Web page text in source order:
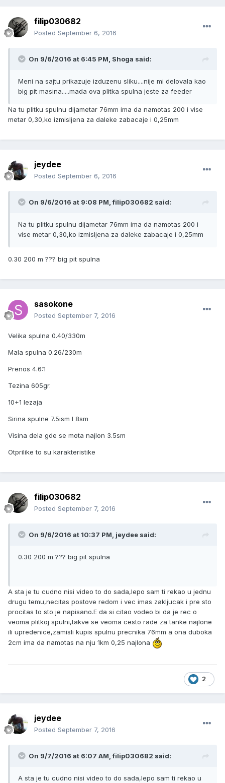
filip030682
Posted September 6, 2016
On 9/6/2016 at 6:45 PM, Shoga said:
Meni na sajtu prikazuje izduzenu sliku....nije mi delovala kao
big pit masina.....mada ova plitka spulna jeste za feeder
Na tu plitku spulnu dijametar 76mm ima da namotas 200 i vise
metar 0,30,ko izmisljena za daleke zabacaje i 0,25mm
jeydee
Posted September 6, 2016
On 9/6/2016 at 9:08 PM, filip030682 said:
Na tu plitku spulnu dijametar 76mm ima da namotas 200 i
vise metar 0,30,ko izmisljena za daleke zabacaje i 0,25mm
0.30 200 m ??? big pit spulna
sasokone
Posted September 7, 2016
Velika spulna 0.40/330m
Mala spulna 0.26/230m
Prenos 4.6:1
Tezina 605gr.
10+1 lezaja
Sirina spulne 7.5ism I 8sm
Visina dela gde se mota najlon 3.5sm
Otprilike to su karakteristike
filip030682
Posted September 7, 2016
On 9/6/2016 at 10:37 PM, jeydee said:
0.30 200 m ??? big pit spulna
A sta je tu cudno nisi video to do sada,lepo sam ti rekao u jednu
drugu temu,necitas postove redom i vec imas zakljucak i pre sto
procitas to sto je napisano.E da si citao vodeo bi da je rec o
veoma plitkoj spulni,takve se veoma cesto rade za tanke najlone
ili upredenice,zamisli kupis spulnu precnika 76mm a ona duboka
2cm ima da namotas na nju 1km 0,25 najlona
2
jeydee
Posted September 7, 2016
On 9/7/2016 at 6:07 AM, filip030682 said:
A sta je tu cudno nisi video to do sada,lepo sam ti rekao u